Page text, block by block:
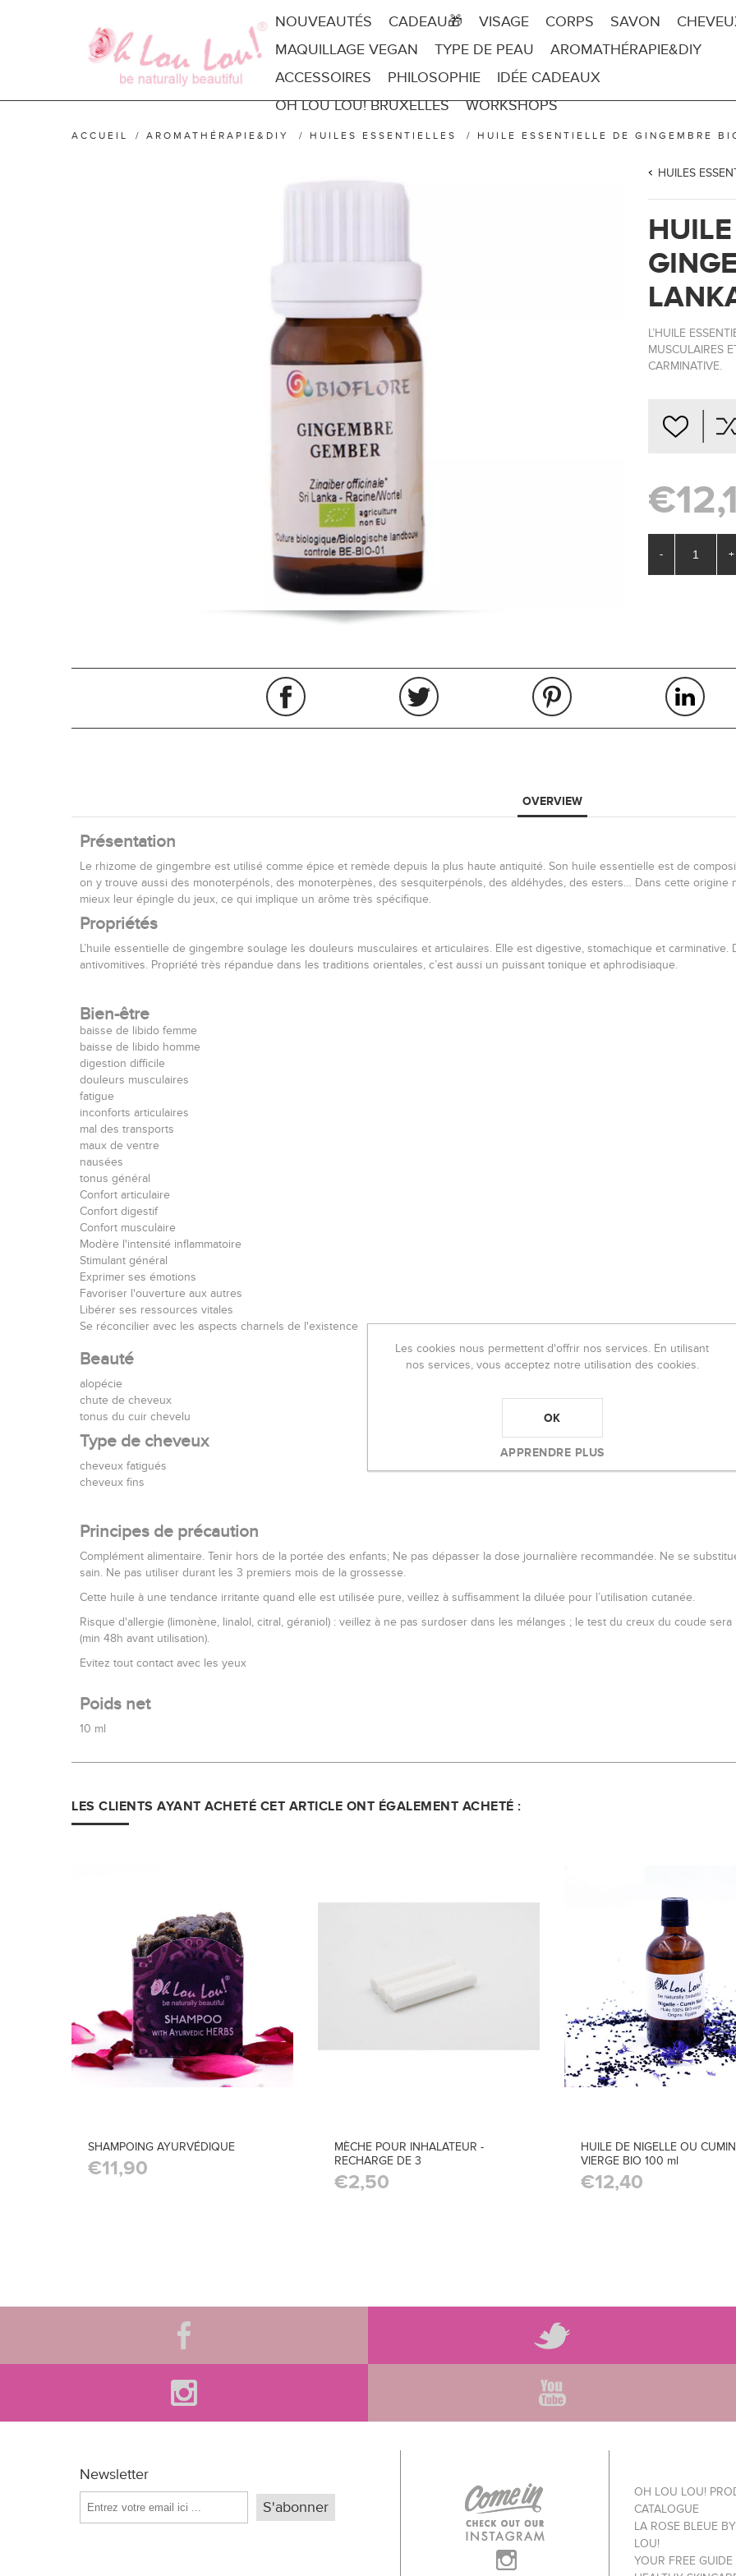
NOUVEAUTÉS CADEAU🎁 VISAGE CORPS SAVON
MAQUILLAGE VEGAN
TYPE DE PEAU
AROMATHÉRAPIE&DIY
ACCESSOIRES
PHILOSOPHIE
IDÉE CADEAUX
OH LOU LOU! BRUXELLES
WORKSHOPS
ACCUEIL / AROMATHÉRAPIE&DIY / HUILES ESSENTIELLES / HUILE ESSENTIELLE DE GINGEMBRE
HUILES
L’HUILE
MUSCULAIRES
CARMINATIVE.
- +
OVERVIEW
Présentation
Le rhizome de gingembre est utilisé comme épice et remède depuis la plus haute antiquité. Son huile essentielle est de
on y trouve aussi des monoterpénols, des monoterpènes, des sesquiterpénols, des aldéhydes, des esters… Dans cette
mieux leur épingle du jeux, ce qui implique un arôme très spécifique.
Propriétés
L’huile essentielle de gingembre soulage les douleurs musculaires et articulaires. Elle est digestive, stomachique et
antivomitives. Propriété très répandue dans les traditions orientales, c’est aussi un puissant tonique et aphrodisiaque.
Bien-être
baisse de libido femme
baisse de libido homme
digestion difficile
douleurs musculaires
fatigue
inconforts articulaires
mal des transports
maux de ventre
nausées
tonus général
Confort articulaire
Confort digestif
Confort musculaire
Modère l'intensité inflammatoire
Stimulant général
Exprimer ses émotions
Favoriser l'ouverture aux autres
Libérer ses ressources vitales
Se réconcilier avec les aspects charnels de l'existence
Beauté
alopécie
chute de cheveux
tonus du cuir chevelu
Type de cheveux
cheveux fatigués
cheveux fins
Principes de précaution
Complément alimentaire. Tenir hors de la portée des enfants; Ne pas dépasser la dose journalière recommandée. Ne se
sain. Ne pas utiliser durant les 3 premiers mois de la grossesse.
Cette huile à une tendance irritante quand elle est utilisée pure, veillez à suffisamment la diluée pour l’utilisation cutanée.
Risque d'allergie (limonène, linalol, citral, géraniol) : veillez à ne pas surdoser dans les mélanges ; le test du creux du coude
(min 48h avant utilisation).
Evitez tout contact avec les yeux
Poids net
10 ml
LES CLIENTS AYANT ACHETÉ CET ARTICLE ONT ÉGALEMENT ACHETÉ :
SHAMPOING AYURVÉDIQUE
€11,90
MÈCHE POUR INHALATEUR -
RECHARGE DE 3
€2,50
HUILE DE NIGELLE OU
VIERGE BIO 100 ml
€12,40
Newsletter
OH LOU LOU!
CATALOGUE
LA ROSE BLEUE
LOU!
YOUR FREE
Les cookies nous permettent d'offrir nos services. En utilisant
nos services, vous acceptez notre utilisation des cookies.
OK
APPRENDRE PLUS